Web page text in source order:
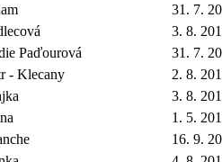
31. 7.
3. 8.
Paďourová
31. 7.
- Klecany
2. 8.
3. 8.
1. 5.
16. 9.